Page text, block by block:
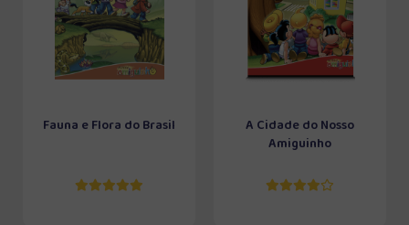
Fauna e Flora do Brasil
A Cidade do Nosso
Amiguinho